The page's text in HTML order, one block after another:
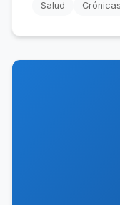
Salud Crónicas